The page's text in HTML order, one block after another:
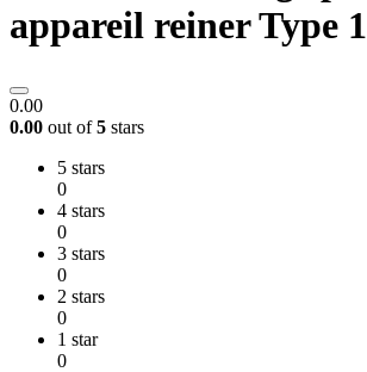
appareil reiner Type 1
0.00
0.00 out of5 stars
5 stars
0
4 stars
0
3 stars
0
2 stars
0
1 star
0